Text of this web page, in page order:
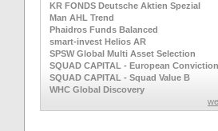
KR FONDS Deutsche Aktien Spezial
Man AHL Trend
Phaidros Funds Balanced
smart-invest Helios AR
SPSW Global Multi Asset Selection
SQUAD CAPITAL - European
SQUAD CAPITAL - Squad Value B
WHC Global Discovery